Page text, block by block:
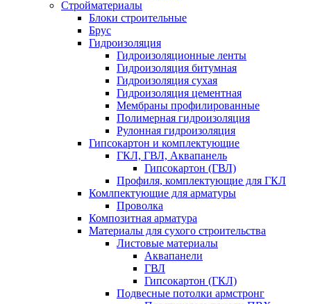
Стройматериалы
Блоки строительные
Брус
Гидроизоляция
Гидроизоляционные ленты
Гидроизоляция битумная
Гидроизоляция сухая
Гидроизоляция цементная
Мембраны профилированные
Полимерная гидроизоляция
Рулонная гидроизоляция
Гипсокартон и комплектующие
ГКЛ, ГВЛ, Аквапанель
Гипсокартон (ГВЛ)
Профиля, комплектующие для ГКЛ
Комлпектующие для арматуры
Проволка
Композитная арматура
Материалы для сухого строительства
Листовые материалы
Аквапанели
ГВЛ
Гипсокартон (ГКЛ)
Подвесные потолки армстронг